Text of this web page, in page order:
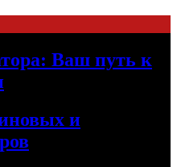
Ваш путь к
и